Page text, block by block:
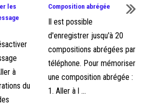
les
à
du
Composition abrégée
Il est possible
d'enregistrer jusqu'à 20
compositions abrégées par
téléphone. Pour mémoriser
une composition abrégée :
1. Aller à l ...